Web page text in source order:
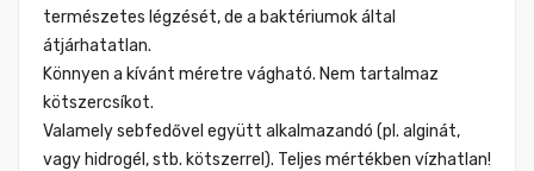
természetes légzését, de a baktériumok által
átjárhatatlan.
Könnyen a kívánt méretre vágható. Nem tartalmaz
kötszercsíkot.
Valamely sebfedővel együtt alkalmazandó (pl. alginát,
vagy hidrogél, stb. kötszerrel). Teljes mértékben vízhatlan!